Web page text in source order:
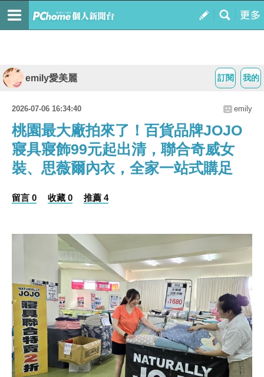
我的
訂閱
emily愛美麗
2026-07-06 16:34:40 emily
桃園最大廠拍來了！百貨品牌JOJO
寢具寢飾99元起出清，聯合奇威女
裝、思薇爾內衣，全家一站式購足
留言 0 收藏 0 推薦 4